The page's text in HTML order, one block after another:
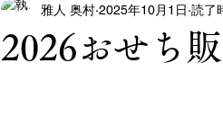
2026おせち
雅人 奥村 2025年10月1日 読了